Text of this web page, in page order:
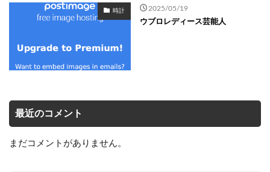
時計 2025/05/19
ウブロレディース芸能人
最近のコメント
まだコメントがありません。